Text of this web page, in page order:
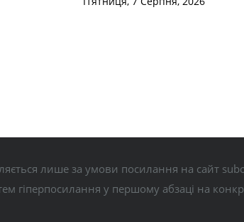
лише за умови посилання на сайт
гіперпосилання у першому абзаці на